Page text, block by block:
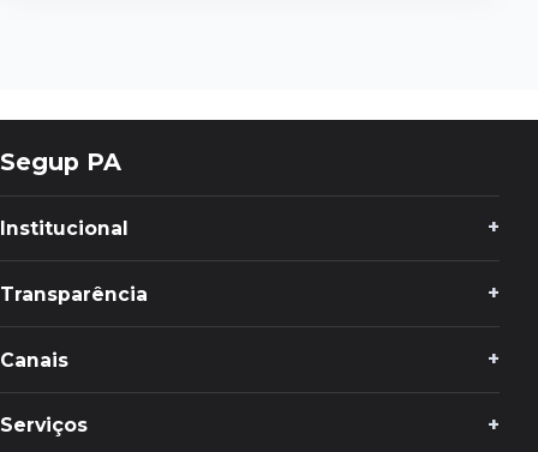
Segup PA
Institucional
Transparência
Canais
Serviços